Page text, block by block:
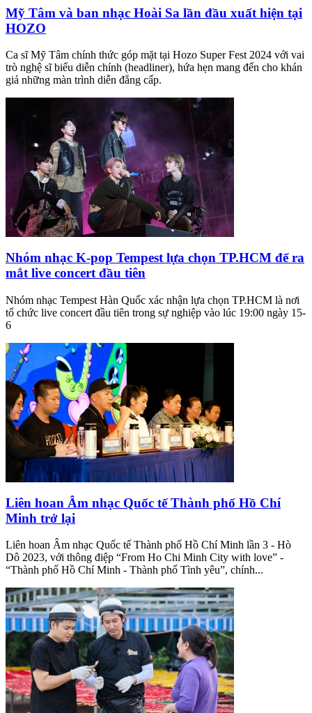
Mỹ Tâm và ban nhạc Hoài Sa lần đầu xuất hiện tại
HOZO
Ca sĩ Mỹ Tâm chính thức góp mặt tại Hozo Super Fest 2024 với vai
trò nghệ sĩ biểu diễn chính (headliner), hứa hẹn mang đến cho khán
giả những màn trình diễn đẳng cấp.
Nhóm nhạc K-pop Tempest lựa chọn TP.HCM để ra
mắt live concert đầu tiên
Nhóm nhạc Tempest Hàn Quốc xác nhận lựa chọn TP.HCM là nơi
tổ chức live concert đầu tiên trong sự nghiệp vào lúc 19:00 ngày 15-
6
Liên hoan Âm nhạc Quốc tế Thành phố Hồ Chí
Minh trở lại
Liên hoan Âm nhạc Quốc tế Thành phố Hồ Chí Minh lần 3 - Hò
Dô 2023, với thông điệp “From Ho Chi Minh City with love” -
“Thành phố Hồ Chí Minh - Thành phố Tình yêu”, chính...